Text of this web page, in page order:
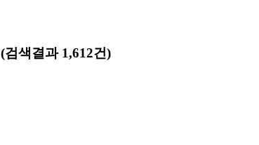
(검색결과 1,612건)